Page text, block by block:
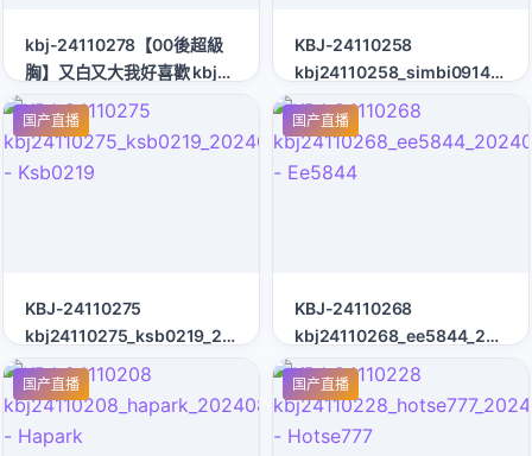
kbj-24110278【00後超級
胸】又白又大我好喜歡 kbj-
24110278
KBJ-24110258
- Simbi0914
国产直播
KBJ-24110275
kbj24110275_ksb0219_20240816
- Ksb0219
国产直播
KBJ-24110268
- Ee5844
国产直播 国产直播